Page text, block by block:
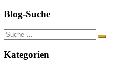
Blog-Suche
Suche
nach:
Kategorien